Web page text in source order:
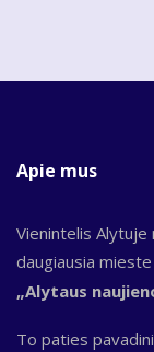
Apie mus
Vienintelis Alytuje
daugiausia
„Alytaus
To paties